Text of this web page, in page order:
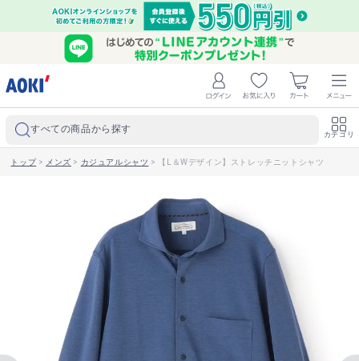
すべての商品から探す カテゴリ
トップ> メンズ > カジュアルシャツ > 【L＆Wデザイン】ストレッチニットシャツ